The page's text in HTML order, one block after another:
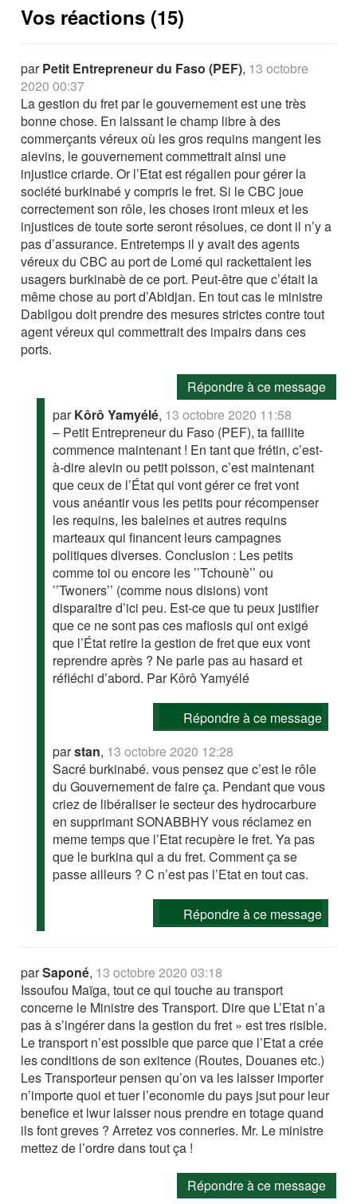
Vos réactions (15)
parPetit Entrepreneur du Faso (PEF), 13 octobre
2020 00:37
La gestion du fret par le gouvernement est une très
bonne chose. En laissant le champ libre à des
commerçants véreux où les gros requins mangent les
alevins, le gouvernement commettrait ainsi une
injustice criarde. Or l’Etat est régalien pour gérer la
société burkinabé y compris le fret. Si le CBC joue
correctement son rôle, les choses iront mieux et les
injustices de toute sorte seront résolues, ce dont il n’y a
pas d’assurance. Entretemps il y avait des agents
véreux du CBC au port de Lomé qui rackettaient les
usagers burkinabè de ce port. Peut-être que c’était la
même chose au port d’Abidjan. En tout cas le ministre
Dabilgou doit prendre des mesures strictes contre tout
agent véreux qui commettrait des impairs dans ces
ports.
Répondre à ce message
parKôrô Yamyélé, 13 octobre 2020 11:58
– Petit Entrepreneur du Faso (PEF), ta faillite
commence maintenant ! En tant que frétin, c’est-
à-dire alevin ou petit poisson, c’est maintenant
que ceux de l’État qui vont gérer ce fret vont
vous anéantir vous les petits pour récompenser
les requins, les baleines et autres requins
marteaux qui financent leurs campagnes
politiques diverses. Conclusion : Les petits
comme toi ou encore les ’’Tchounè’’ ou
’’Twoners’’ (comme nous disions) vont
disparaitre d’ici peu. Est-ce que tu peux justifier
que ce ne sont pas ces mafiosis qui ont exigé
que l’État retire la gestion de fret que eux vont
reprendre après ? Ne parle pas au hasard et
réfléchi d’abord. Par Kôrô Yamyélé
Répondre à ce message
parstan, 13 octobre 2020 12:28
Sacré burkinabé. vous pensez que c’est le rôle
du Gouvernement de faire ça. Pendant que vous
criez de libéraliser le secteur des hydrocarbure
en supprimant SONABBHY vous réclamez en
meme temps que l’Etat recupère le fret. Ya pas
que le burkina qui a du fret. Comment ça se
passe ailleurs ? C n’est pas l’Etat en tout cas.
Répondre à ce message
parSaponé, 13 octobre 2020 03:18
Issoufou Maïga, tout ce qui touche au transport
concerne le Ministre des Transport. Dire que L’Etat n’a
pas à s’ingérer dans la gestion du fret » est tres risible.
Le transport n’est possible que parce que l’Etat a crée
les conditions de son exitence (Routes, Douanes etc.)
Les Transporteur pensen qu’on va les laisser importer
n’importe quoi et tuer l’economie du pays jsut pour leur
benefice et lwur laisser nous prendre en totage quand
ils font greves ? Arretez vos conneries. Mr. Le ministre
mettez de l’ordre dans tout ça !
Répondre à ce message